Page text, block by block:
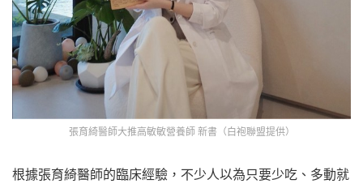
張育綺醫師大推高敏敏營養師 新書（白袍聯盟提供）
根據張育綺醫師的臨床經驗，不少人以為只要少吃、多動就